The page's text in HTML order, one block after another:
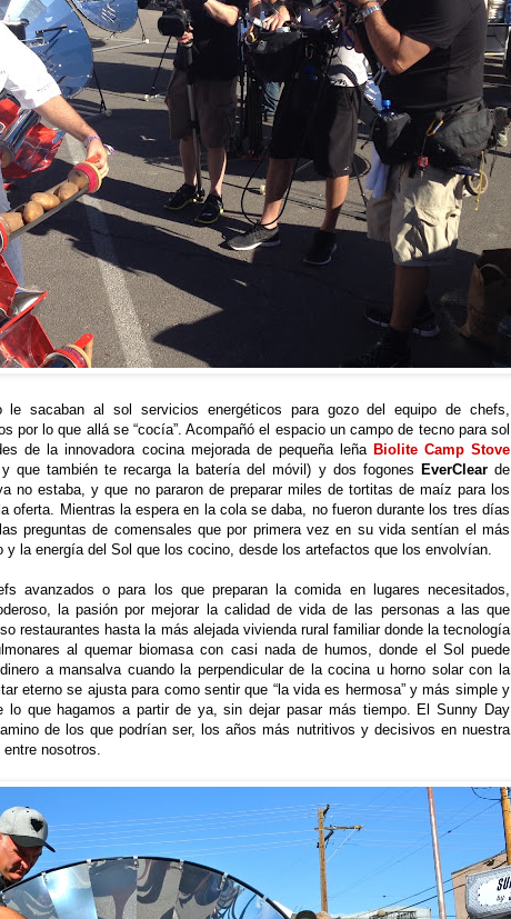
sacaban al sol servicios energéticos para gozo del equipo de chefs,
por lo que allá se “cocía”. Acompañó el espacio un campo de tecno para sol
de la innovadora cocina mejorada de pequeña leña Biolite Camp Stove
que también te recarga la batería del móvil) y dos fogones EverClearde
no estaba, y que no pararon de preparar miles de tortitas de maíz para los
oferta. Mientras la espera en la cola se daba, no fueron durante los tres días
preguntas de comensales que por primera vez en su vida sentían el más
y la energía del Sol que los cocino, desde los artefactos que los envolvían.
avanzados o para los que preparan la comida en lugares necesitados,
la pasión por mejorar la calidad de vida de las personas a las que
restaurantes hasta la más alejada vivienda rural familiar donde la tecnología
al quemar biomasa con casi nada de humos, donde el Sol puede
a mansalva cuando la perpendicular de la cocina u horno solar con la
eterno se ajusta para como sentir que “la vida es hermosa” y más simple y
lo que hagamos a partir de ya, sin dejar pasar más tiempo. El Sunny Day
de los que podrían ser, los años más nutritivos y decisivos en nuestra
nosotros.